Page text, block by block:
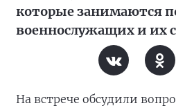
которые занимаются
военнослужащих и их
На встрече обсудили